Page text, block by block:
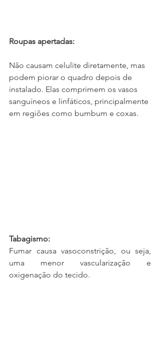
Roupas apertadas:
Não causam celulite diretamente, mas
podem piorar o quadro depois de
instalado. Elas comprimem os vasos
sanguíneos e linfáticos, principalmente
em regiões como bumbum e coxas.
Tabagismo:
Fumar causa vasoconstrição, ou seja,
uma menor vascularização e
oxigenação do tecido.